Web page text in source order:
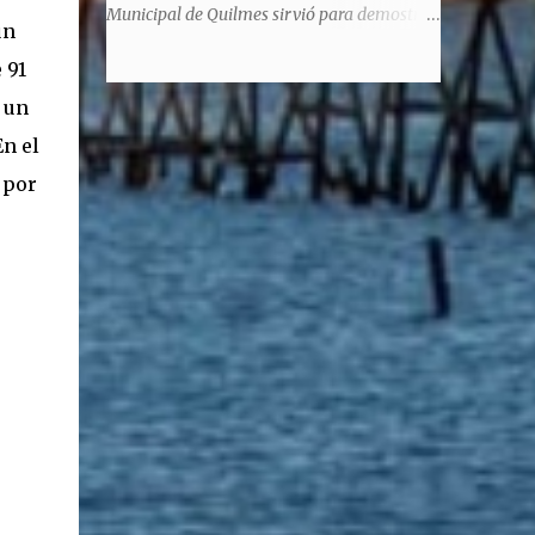
un
el
por
significaba de ninguna manera que era ad
remunerativo. Algunos no cobraban
estipendio -depende el cargo- pero tenían
importantísimos beneficios económicos".
Siguie diciendo Castellano: "Los ...
Municipal de Quilmes sirvió para demostrar
tantos inmigrantes que llegaron a la
Argentina para hacer la América. La
historia, escrita por el propio protagonista y
Julio Molina -a la sazón director de la
pieza-, va contando la vida del Galego, que
llegó al país y que trabajando fue quemando
etapas, esforzándose a puro pulmón. Pero
también está lo vivido en su España natal,
con el tema de la guerra civil que sufrió la
familia y tuvo la grieta que instaló el
generalisimo Franco con una enorme cuota
de torturas, persecución, secuestros,
prisiones. El dolor vivido en carne propia y
trasladado a la piel, para contar todo lo
padecido. El relato tiene morriña, saudades,
el canto a Galicia, tierra de los padres y